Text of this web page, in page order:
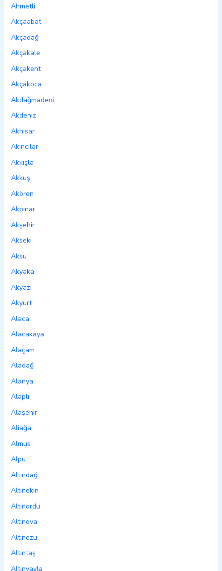
Ahmetli
Akçaabat
Akçadağ
Akçakale
Akçakent
Akçakoca
Akdağmadeni
Akdeniz
Akhisar
Akıncılar
Akkışla
Akkuş
Akören
Akpınar
Akşehir
Akseki
Aksu
Akyaka
Akyazı
Akyurt
Alaca
Alacakaya
Alaçam
Aladağ
Alanya
Alaplı
Alaşehir
Aliağa
Almus
Alpu
Altındağ
Altınekin
Altınordu
Altınova
Altınözü
Altıntaş
Altınyayla